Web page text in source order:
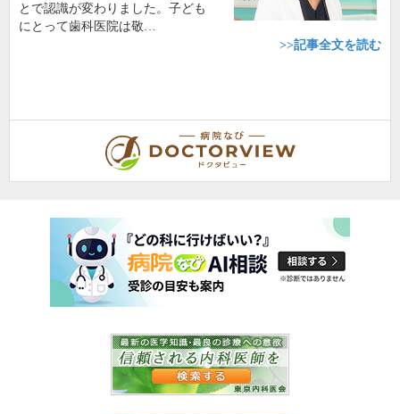
とで認識が変わりました。子ども
にとって歯科医院は敬…
>>記事全文を読む